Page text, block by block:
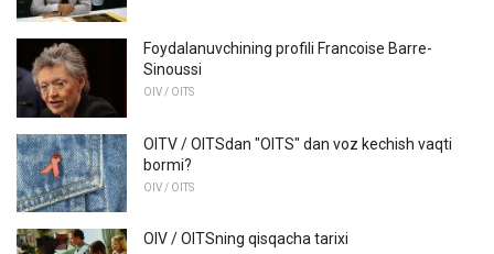
Foydalanuvchining profili Francoise Barre-
Sinoussi
OIV / OITS
OITV / OITSdan "OITS" dan voz kechish vaqti
bormi?
OIV / OITS
OIV / OITSning qisqacha tarixi